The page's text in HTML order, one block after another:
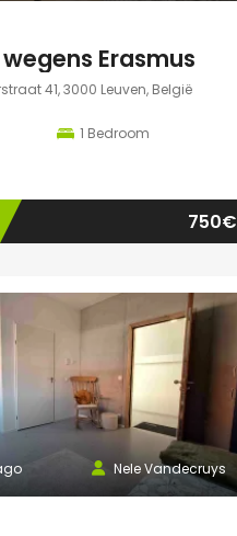
Erasmus
41, 3000 Leuven, België
1 Bedroom
750€
Nele Vandecruys